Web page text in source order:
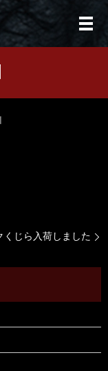
メ
くじら入荷しました